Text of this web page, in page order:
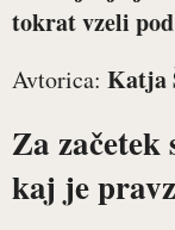
tokrat vzeli
Avtorica: Katja
Za
kaj je